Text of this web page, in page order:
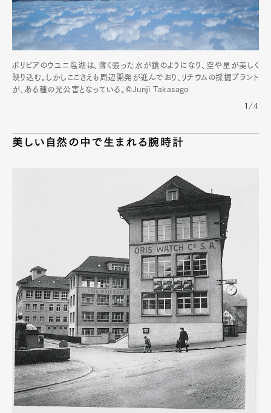
ボリビアのウユニ塩湖は、薄く張った水が鏡のようになり、空や星が美しく
映り込む。しかしここさえも周辺開発が進んでおり、リチウムの採掘プラント
が、ある種の光公害となっている。©Junji Takasago
1/4
美しい自然の中で生まれる腕時計